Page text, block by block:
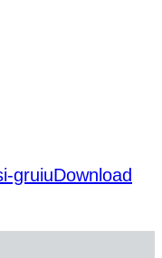
gruiuDownload